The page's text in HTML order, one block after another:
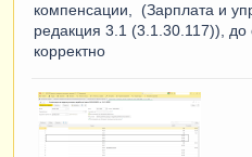
компенсации, (Зарплата и
редакция 3.1 (3.1.30.117)), до
корректно